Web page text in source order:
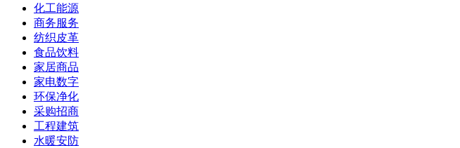
化工能源
商务服务
纺织皮革
食品饮料
家居商品
家电数字
环保净化
采购招商
工程建筑
水暖安防